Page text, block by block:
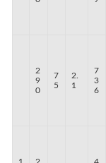
2
9
0
7
5
2.
1
7
3
6
1
2
4